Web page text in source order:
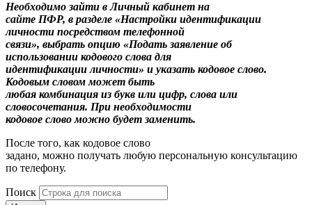
Необходимо зайти в Личный кабинет на
сайте ПФР, в разделе «Настройки идентификации
личности посредством телефонной
связи», выбрать опцию «Подать заявление об
использовании кодового слова для
идентификации личности» и указать кодовое слово.
Кодовым словом может быть
любая комбинация из букв или цифр, слова или
словосочетания. При необходимости
кодовое слово можно будет заменить.
После того, как кодовое слово
задано, можно получать любую персональную консультацию
по телефону.
Поиск